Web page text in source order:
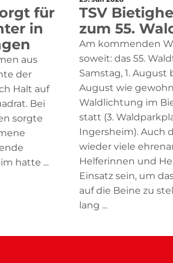
für
in
aus
der
Halt auf
Bei
sorgte
hatte ...
TSV
zum 55.
Am kommenden
soweit: das 55.
Samstag, 1. August
August wie
Waldlichtung im
statt (3.
Ingersheim). Auch
wieder viele
Helferinnen und
Einsatz sein, um
auf die Beine zu
lang ...